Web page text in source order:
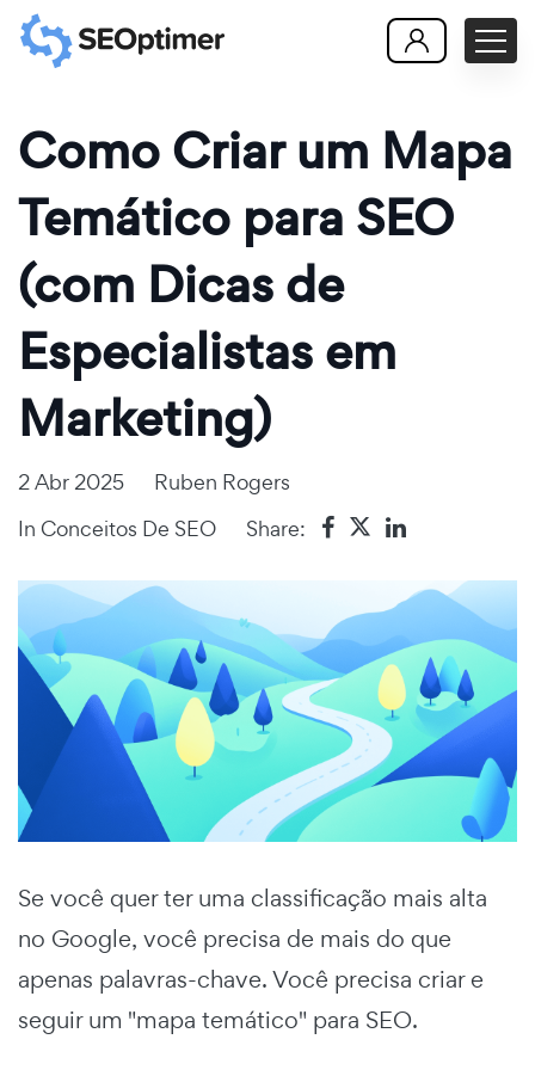
Como Criar um Mapa
Temático para SEO
(com Dicas de
Especialistas em
Marketing)
2 Abr 2025
Ruben Rogers
In Conceitos De SEO Share:
Se você quer ter uma classificação mais alta
no Google, você precisa de mais do que
apenas palavras-chave. Você precisa criar e
seguir um "mapa temático" para SEO.